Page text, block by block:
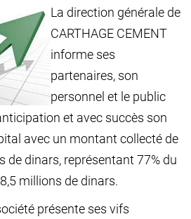
La direction générale de
CARTHAGE CEMENT
informe ses
partenaires, son
personnel et le public
et avec succès son
avec un montant collecté de
de dinars, représentant 77% du
millions de dinars.
présente ses vifs